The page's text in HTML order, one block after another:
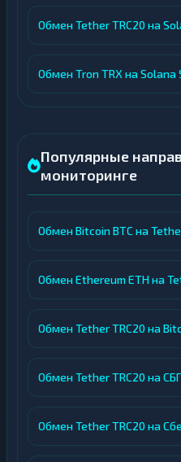
Обмен Tether TRC20 на
Обмен Tron TRX на Solana
Популярные
мониторинге
Обмен Bitcoin BTC на
Обмен Ethereum ETH на
Обмен Tether TRC20 на
Обмен Tether TRC20 на
Обмен Tether TRC20 на